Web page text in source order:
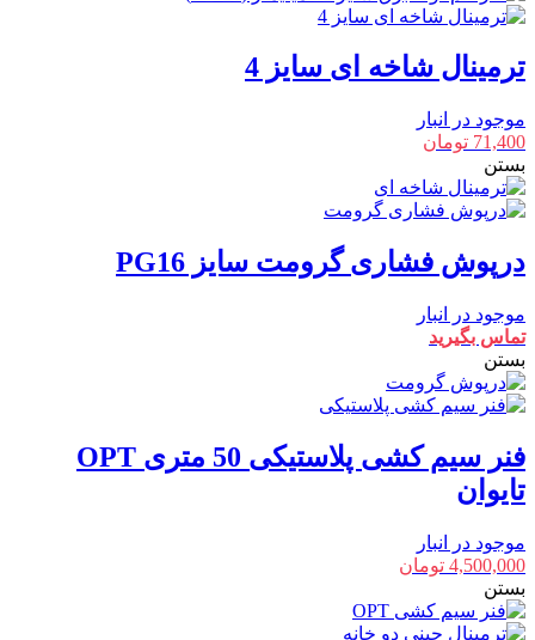
ترمینال شاخه ای سایز 4
موجود در انبار
71,400 تومان
بستن
درپوش فشاری گرومت سایز PG16
موجود در انبار
تماس بگیرید
بستن
فنر سیم کشی پلاستیکی 50 متری OPT
تایوان
موجود در انبار
4,500,000 تومان
بستن